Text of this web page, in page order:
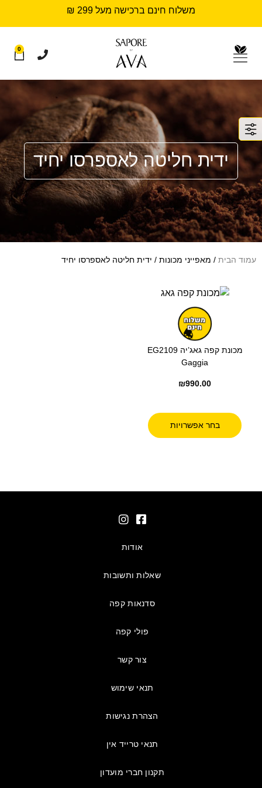
משלוח חינם ברכישה מעל 299 ₪
0
ידית חליטה לאספרסו יחיד
עמוד הבית / מאפייני מכונות / ידית חליטה לאספרסו יחיד
מכונת קפה גאג’יה EG2109
Gaggia
₪990.00
בחר אפשרויות
אודות
שאלות ותשובות
סדנאות קפה
פולי קפה
צור קשר
תנאי שימוש
הצהרת נגישות
תנאי טרייד אין
תקנון חברי מועדון